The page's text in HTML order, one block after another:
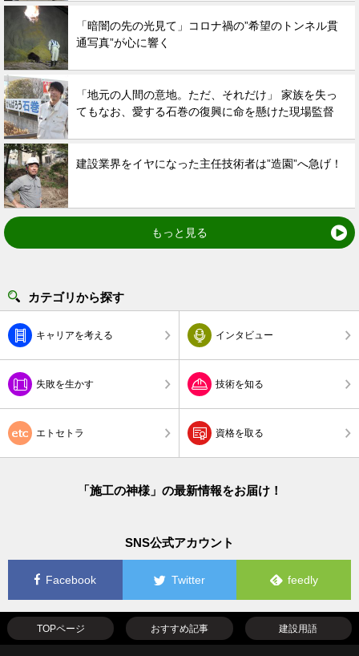
「暗闇の先の光見て」コロナ禍の”希望のトンネル貫
通写真”が心に響く
「地元の人間の意地。ただ、それだけ」 家族を失っ
てもなお、愛する石巻の復興に命を懸けた現場監督
建設業界をイヤになった主任技術者は”造園”へ急げ！
もっと見る
カテゴリから探す
キャリアを考える インタビュー
失敗を生かす 技術を知る
エトセトラ 資格を取る
「施工の神様」の最新情報をお届け！
SNS公式アカウント
Facebook Twitter feedly
TOPページ おすすめ記事 建設用語